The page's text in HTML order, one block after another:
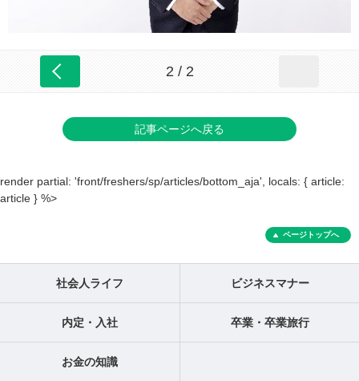
2 / 2
記事ページへ戻る
render partial: 'front/freshers/sp/articles/bottom_aja', locals: { article:
article } %>
ページトップへ
社会人ライフ ビジネスマナー
内定・入社 卒業・卒業旅行
お金の知識